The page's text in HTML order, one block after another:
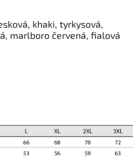
khaki, tyrkysová,
marlboro červená, fialová